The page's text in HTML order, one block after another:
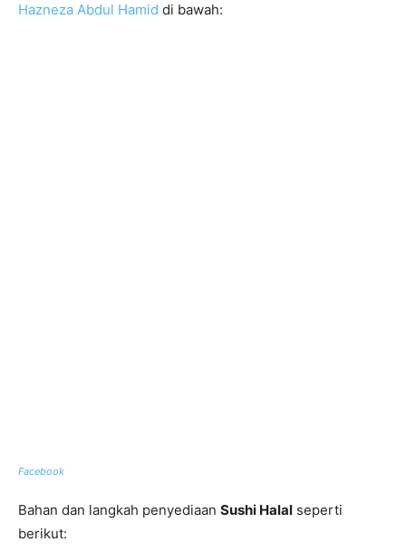
Hazneza Abdul Hamid di bawah:
Facebook
Bahan dan langkah penyediaan Sushi Halal seperti
berikut: